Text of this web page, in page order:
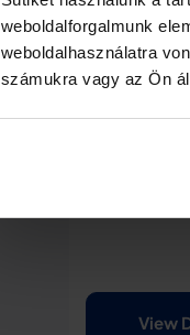
weboldalforgalmunk
weboldalhasználatra
számukra vagy az Ön
BMCD175
band
View